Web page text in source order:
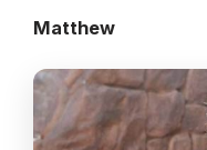
Matthew